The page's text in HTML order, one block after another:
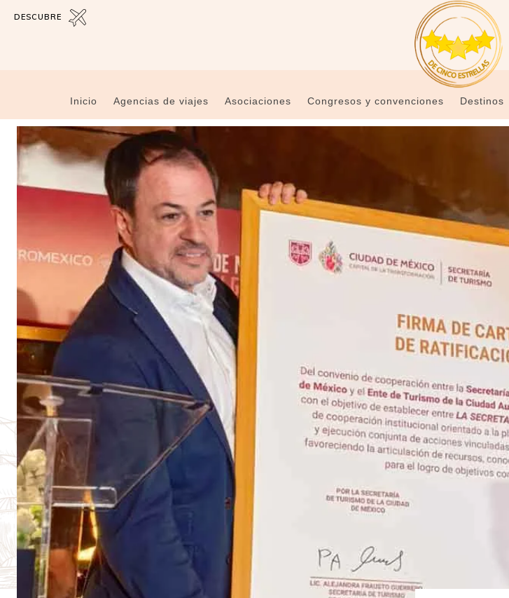
DESCUBRE
Inicio Agencias de viajes Asociaciones Congresos y convenciones Destinos